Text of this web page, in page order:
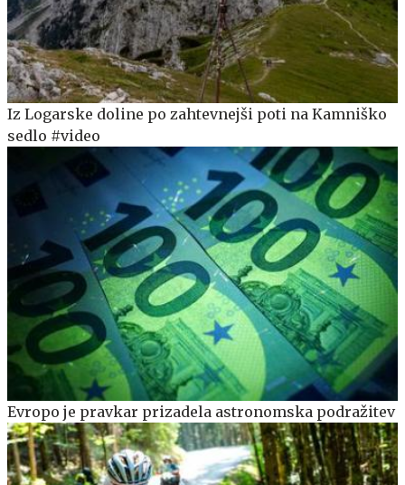
Iz Logarske doline po zahtevnejši poti na Kamniško
sedlo #video
Evropo je pravkar prizadela astronomska podražitev